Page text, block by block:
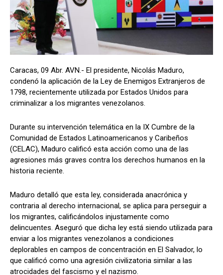
Caracas, 09 Abr. AVN.- El presidente, Nicolás Maduro,
condenó la aplicación de la Ley de Enemigos Extranjeros de
1798, recientemente utilizada por Estados Unidos para
criminalizar a los migrantes venezolanos.
Durante su intervención telemática en la IX Cumbre de la
Comunidad de Estados Latinoamericanos y Caribeños
(CELAC), Maduro calificó esta acción como una de las
agresiones más graves contra los derechos humanos en la
historia reciente.
Maduro detalló que esta ley, considerada anacrónica y
contraria al derecho internacional, se aplica para perseguir a
los migrantes, calificándolos injustamente como
delincuentes. Aseguró que dicha ley está siendo utilizada para
enviar a los migrantes venezolanos a condiciones
deplorables en campos de concentración en El Salvador, lo
que calificó como una agresión civilizatoria similar a las
atrocidades del fascismo y el nazismo.